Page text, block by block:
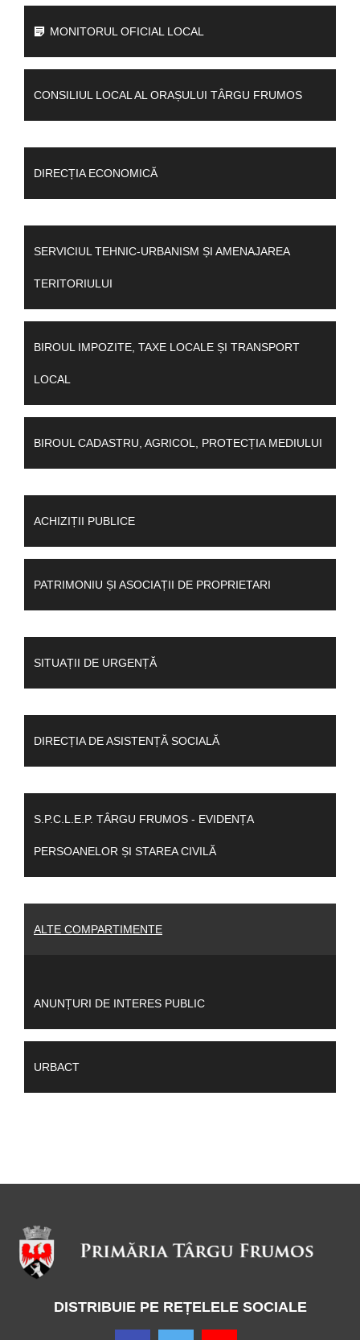
MONITORUL OFICIAL LOCAL
CONSILIUL LOCAL AL ORAȘULUI TÂRGU FRUMOS
DIRECȚIA ECONOMICĂ
SERVICIUL TEHNIC-URBANISM ȘI AMENAJAREA
TERITORIULUI
BIROUL IMPOZITE, TAXE LOCALE ȘI TRANSPORT
LOCAL
BIROUL CADASTRU, AGRICOL, PROTECȚIA MEDIULUI
ACHIZIȚII PUBLICE
PATRIMONIU ȘI ASOCIAȚII DE PROPRIETARI
SITUAȚII DE URGENȚĂ
DIRECȚIA DE ASISTENȚĂ SOCIALĂ
S.P.C.L.E.P. TÂRGU FRUMOS - EVIDENȚA
PERSOANELOR ȘI STAREA CIVILĂ
ALTE COMPARTIMENTE
ANUNȚURI DE INTERES PUBLIC
URBACT
DISTRIBUIE PE REȚELELE SOCIALE